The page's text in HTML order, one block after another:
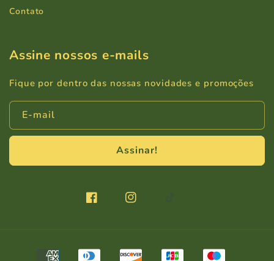
Contato
Assine nossos e-mails
Fique por dentro das nossas novidades e promoções
E-mail
Assinar!
FacebookInstagram
Formas